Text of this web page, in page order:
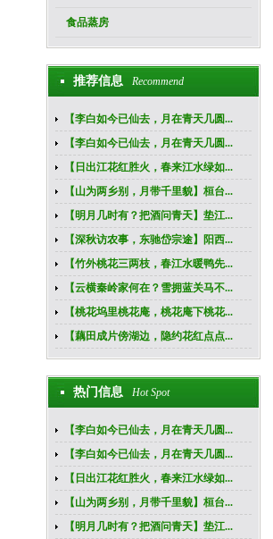
食品蒸房
推荐信息 Recommend
【李白如今已仙去，月在青天几圆...
【李白如今已仙去，月在青天几圆...
【日出江花红胜火，春来江水绿如...
【山为两乡别，月带千里貌】桓台...
【明月几时有？把酒问青天】垫江...
【深秋访农事，东驰岱宗途】阳西...
【竹外桃花三两枝，春江水暖鸭先...
【云横秦岭家何在？雪拥蓝关马不...
【桃花坞里桃花庵，桃花庵下桃花...
【藕田成片傍湖边，隐约花红点点...
热门信息 Hot Spot
【李白如今已仙去，月在青天几圆...
【李白如今已仙去，月在青天几圆...
【日出江花红胜火，春来江水绿如...
【山为两乡别，月带千里貌】桓台...
【明月几时有？把酒问青天】垫江...